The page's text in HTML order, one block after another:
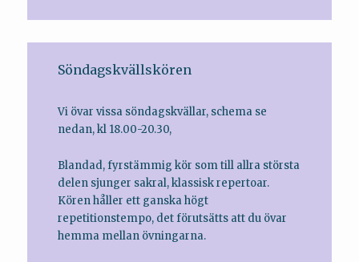
Söndagskvällskören
Vi övar vissa söndagskvällar, schema se
nedan, kl 18.00-20.30,
Blandad, fyrstämmig kör som till allra största
delen sjunger sakral, klassisk repertoar.
Kören håller ett ganska högt
repetitionstempo, det förutsätts att du övar
hemma mellan övningarna.